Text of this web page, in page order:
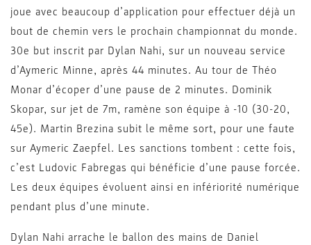
joue avec beaucoup d’application pour effectuer déjà un
bout de chemin vers le prochain championnat du monde.
30e but inscrit par Dylan Nahi, sur un nouveau service
d’Aymeric Minne, après 44 minutes. Au tour de Théo
Monar d’écoper d’une pause de 2 minutes. Dominik
Skopar, sur jet de 7m, ramène son équipe à -10 (30-20,
45e). Martin Brezina subit le même sort, pour une faute
sur Aymeric Zaepfel. Les sanctions tombent : cette fois,
c’est Ludovic Fabregas qui bénéficie d’une pause forcée.
Les deux équipes évoluent ainsi en infériorité numérique
pendant plus d’une minute.
Dylan Nahi arrache le ballon des mains de Daniel